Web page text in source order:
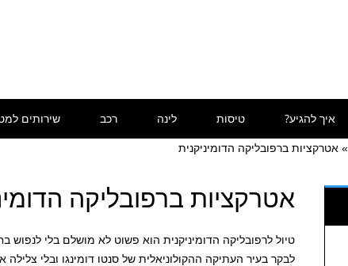
איך להגיע? טיסות לינה רכב שירותים
»אטרקציות ברפובליקה הדומיניקנית
אטרקציות ברפובליקה
טיול לרפובליקה הדומיניקנית הוא פשוט לא מושלם בלי לנפוש
לבקר בעיר העתיקה ההקולוניאלית של סנטו דומינגו ובלי צלילה